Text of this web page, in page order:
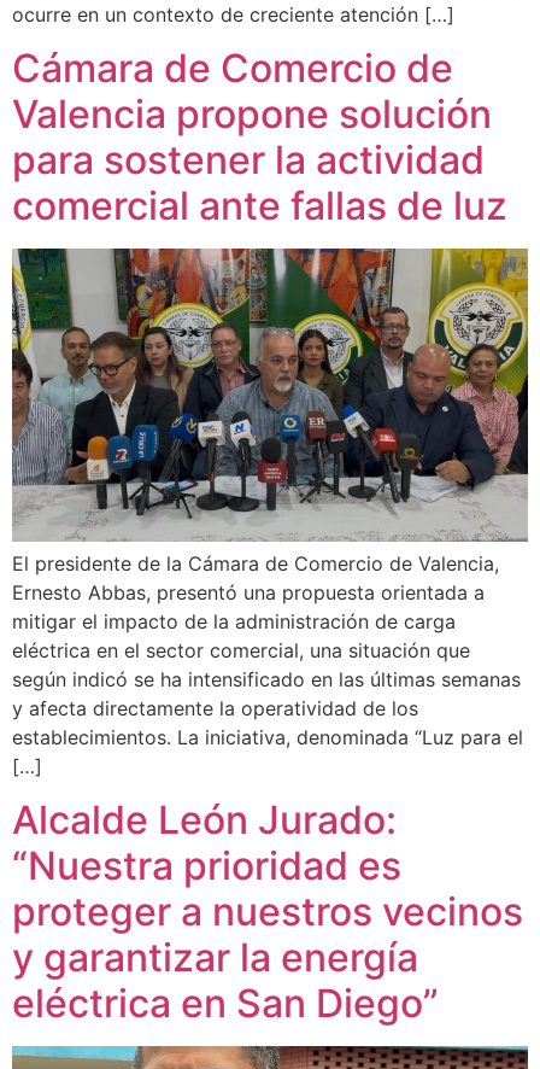
ocurre en un contexto de creciente atención […]
Cámara de Comercio de
Valencia propone solución
para sostener la actividad
comercial ante fallas de luz
El presidente de la Cámara de Comercio de Valencia,
Ernesto Abbas, presentó una propuesta orientada a
mitigar el impacto de la administración de carga
eléctrica en el sector comercial, una situación que
según indicó se ha intensificado en las últimas semanas
y afecta directamente la operatividad de los
establecimientos. La iniciativa, denominada “Luz para el
[…]
Alcalde León Jurado:
“Nuestra prioridad es
proteger a nuestros vecinos
y garantizar la energía
eléctrica en San Diego”